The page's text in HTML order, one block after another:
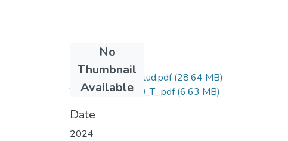
No
Thumbnail
Available
Grado de Similitud.pdf(28.64 MB)
T036_74091670_T_.pdf(6.63 MB)
Date
2024